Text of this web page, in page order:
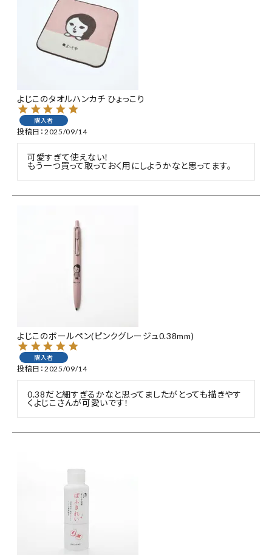
よじこのタオルハンカチ ひょっこり
購入者
投稿日 2025/09/14
可愛すぎて使えない！
もう一つ買って取っておく用にしようかなと思ってます。
よじこのボールペン(ピンクグレージュ0.38mm)
購入者
投稿日 2025/09/14
0.38だと細すぎるかなと思ってましたがとっても描きやす
くよじこさんが可愛いです！